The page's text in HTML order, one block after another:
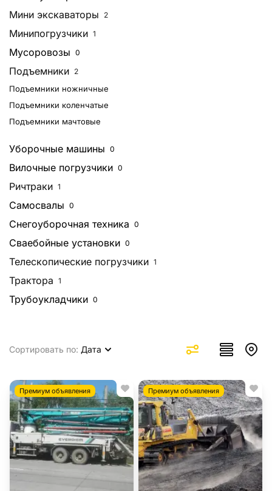
Мини экскаваторы 2
Минипогрузчики 1
Мусоровозы 0
Подъемники 2
Подъемники ножничные
Подъемники коленчатые
Подъемники мачтовые
Уборочные машины 0
Вилочные погрузчики 0
Ричтраки 1
Самосвалы 0
Снегоуборочная техника 0
Сваебойные установки 0
Телескопические погрузчики 1
Трактора 1
Трубоукладчики 0
Сортировать по: Дата
Премиум объявления Премиум объявления